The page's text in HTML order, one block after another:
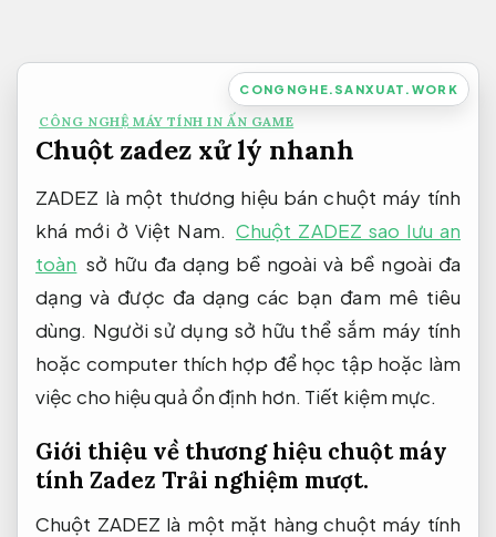
dung
CONGNGHE.SANXUAT.WORK
CÔNG NGHỆ MÁY TÍNH IN ẤN GAME
Chuột zadez xử lý nhanh
ZADEZ là một thương hiệu bán chuột máy tính
khá mới ở Việt Nam. Chuột ZADEZ sao lưu an
toàn sở hữu đa dạng bề ngoài và bề ngoài đa
dạng và được đa dạng các bạn đam mê tiêu
dùng. Người sử dụng sở hữu thể sắm máy tính
hoặc computer thích hợp để học tập hoặc làm
việc cho hiệu quả ổn định hơn. Tiết kiệm mực.
Giới thiệu về thương hiệu chuột máy
tính Zadez Trải nghiệm mượt.
Chuột ZADEZ là một mặt hàng chuột máy tính